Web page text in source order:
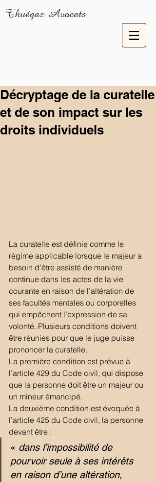
Thuégaz Avocats
Décryptage de la curatelle
et de son impact sur les
droits individuels
La curatelle est définie comme le
régime applicable lorsque le majeur a
besoin d’être assisté de manière
continue dans les actes de la vie
courante en raison de l’altération de
ses facultés mentales ou corporelles
qui empêchent l’expression de sa
volonté. Plusieurs conditions doivent
être réunies pour que le juge puisse
prononcer la curatelle.
La première condition est prévue à
l’article 429 du Code civil, qui dispose
que la personne doit être un majeur ou
un mineur émancipé.
La deuxième condition est évoquée à
l’article 425 du Code civil, la personne
devant être :
« dans l’impossibilité de
pourvoir seule à ses intérêts
en raison d’une altération,